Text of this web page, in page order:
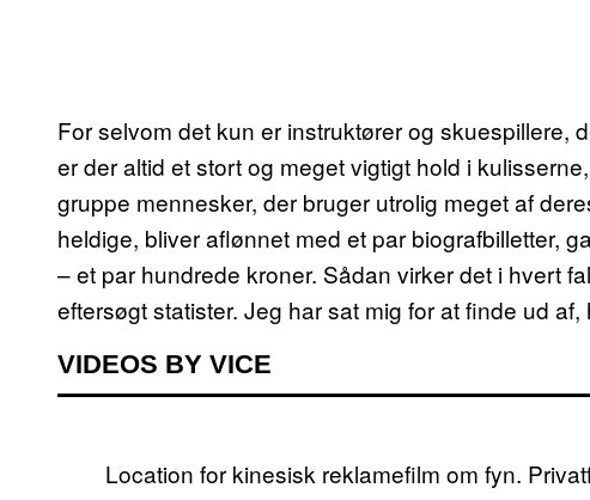
For selvom det kun er instruktører og skuespillere,
er der altid et stort og meget vigtigt hold i
gruppe mennesker, der bruger utrolig meget af
heldige, bliver aflønnet med et par biografbilletter,
– et par hundrede kroner. Sådan virker det i hvert
eftersøgt statister. Jeg har sat mig for at finde ud
VIDEOS BY VICE
Location for kinesisk reklamefilm om fyn.